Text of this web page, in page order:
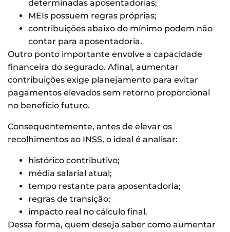
determinadas aposentadorias;
MEIs possuem regras próprias;
contribuições abaixo do mínimo podem não
contar para aposentadoria.
Outro ponto importante envolve a capacidade
financeira do segurado. Afinal, aumentar
contribuições exige planejamento para evitar
pagamentos elevados sem retorno proporcional
no benefício futuro.
Consequentemente, antes de elevar os
recolhimentos ao INSS, o ideal é analisar:
histórico contributivo;
média salarial atual;
tempo restante para aposentadoria;
regras de transição;
impacto real no cálculo final.
Dessa forma, quem deseja saber como aumentar